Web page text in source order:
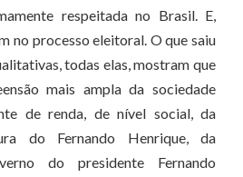
respeitada no Brasil. E,
no processo eleitoral. O que saiu
todas elas, mostram que
mais ampla da sociedade
de renda, de nível social, da
do Fernando Henrique, da
do presidente Fernando